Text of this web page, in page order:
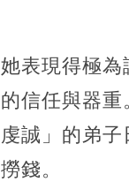
表現得極為
信任與器重
誠」的弟子
錢。